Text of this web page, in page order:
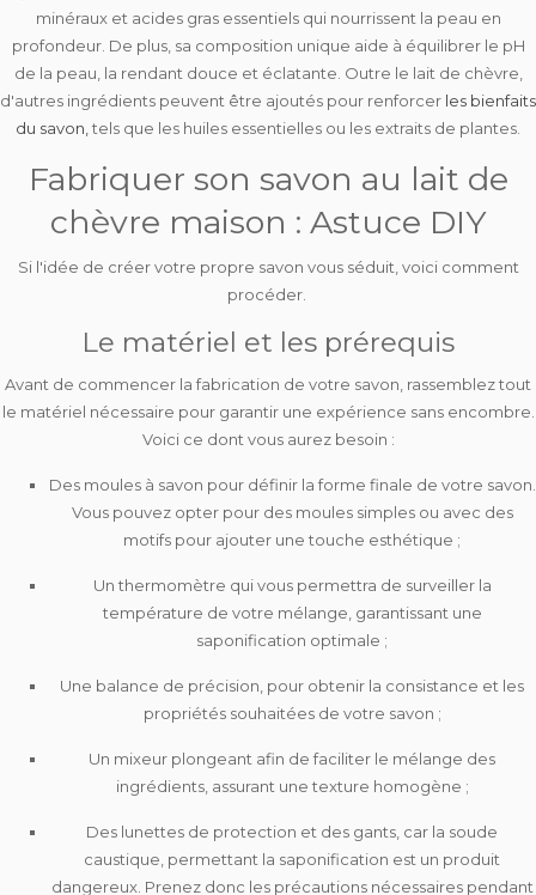
minéraux et acides gras essentiels qui nourrissent la peau en
profondeur. De plus, sa composition unique aide à équilibrer le pH
de la peau, la rendant douce et éclatante. Outre le lait de chèvre,
d'autres ingrédients peuvent être ajoutés pour renforcer les bienfaits
du savon, tels que les huiles essentielles ou les extraits de plantes.
Fabriquer son savon au lait de
chèvre maison : Astuce DIY
Si l'idée de créer votre propre savon vous séduit, voici comment
procéder.
Le matériel et les prérequis
Avant de commencer la fabrication de votre savon, rassemblez tout
le matériel nécessaire pour garantir une expérience sans encombre.
Voici ce dont vous aurez besoin :
Des moules à savon pour définir la forme finale de votre savon.
Vous pouvez opter pour des moules simples ou avec des
motifs pour ajouter une touche esthétique ;
Unthermomètre qui vous permettra de surveiller la
température de votre mélange, garantissant une
saponification optimale ;
Une balance de précision , pour obtenir la consistance et les
propriétés souhaitées de votre savon ;
Un mixeur plongeant afin de faciliter le mélange des
ingrédients, assurant une texture homogène ;
Des lunettes de protection et des gants , car la soude
caustique, permettant la saponification est un produit
dangereux. Prenez donc les précautions nécessaires pendant